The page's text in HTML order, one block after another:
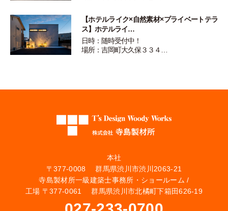
【ホテルライク×自然素材×プライベートテラ
ス】ホテルライ…
日時：随時受付中！
場所：吉岡町大久保３３４…
本社
〒377-0008 群馬県渋川市渋川2063-21
寺島製材所一級建築士事務所・ショールーム /
工場 〒377-0061 群馬県渋川市北橘町下箱田626-19